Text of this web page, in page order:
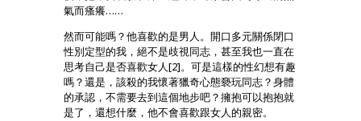
氣而瘙癢……
然而可能嗎？他喜歡的是男人。開口多元關係閉口
性別定型的我，絕不是歧視同志，甚至我也一直在
思考自己是否喜歡女人[2]。可是這樣的性幻想有趣
嗎？還是，該殺的我懷著獵奇心態褻玩同志？身體
的承認，不需要去到這個地步吧？擁抱可以抱抱就
是了，還想什麼，他不會喜歡跟女人的親密。